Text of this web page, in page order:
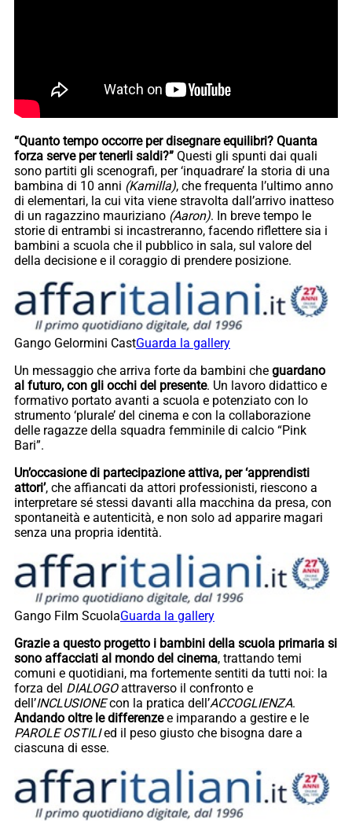
“Quanto tempo occorre per disegnare equilibri? Quanta
forza serve per tenerli saldi?” Questi gli spunti dai quali
sono partiti gli scenografi, per ‘inquadrare’ la storia di una
bambina di 10 anni (Kamilla), che frequenta l’ultimo anno
di elementari, la cui vita viene stravolta dall’arrivo inatteso
di un ragazzino mauriziano (Aaron). In breve tempo le
storie di entrambi si incastreranno, facendo riflettere sia i
bambini a scuola che il pubblico in sala, sul valore del
della decisione e il coraggio di prendere posizione.
Gango Gelormini CastGuarda la gallery
Un messaggio che arriva forte da bambini che guardano
al futuro, con gli occhi del presente. Un lavoro didattico e
formativo portato avanti a scuola e potenziato con lo
strumento ‘plurale’ del cinema e con la collaborazione
delle ragazze della squadra femminile di calcio “Pink
Bari”.
Un’occasione di partecipazione attiva, per ‘apprendisti
attori’, che affiancati da attori professionisti, riescono a
interpretare sé stessi davanti alla macchina da presa, con
spontaneità e autenticità, e non solo ad apparire magari
senza una propria identità.
Gango Film ScuolaGuarda la gallery
Grazie a questo progetto i bambini della scuola primaria si
sono affacciati al mondo del cinema, trattando temi
comuni e quotidiani, ma fortemente sentiti da tutti noi: la
forza del DIALOGOattraverso il confronto e
dell’INCLUSIONEcon la pratica dell’ACCOGLIENZA.
Andando oltre le differenzee imparando a gestire e le
PAROLE OSTILIed il peso giusto che bisogna dare a
ciascuna di esse.